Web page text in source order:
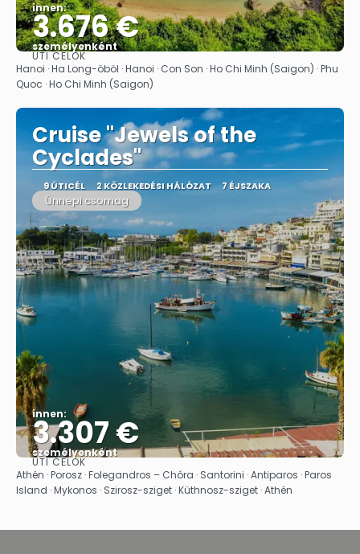
innen:
3.676 €
személyenként
Megnézem
ÚTI CÉLOK
Hanoi · Ha Long-öböl · Hanoi · Con Son · Ho Chi Minh (Saigon) · Phu
Quoc · Ho Chi Minh (Saigon)
Cruise "Jewels of the
Cyclades"
9 ÚTICÉL 2 KÖZLEKEDÉSI HÁLÓZAT 7 ÉJSZAKA
Ünnepi csomag
innen:
3.307 €
személyenként
Megnézem
ÚTI CÉLOK
Athén · Porosz · Folegandros – Chóra · Santorini · Antiparos · Paros
Island · Mykonos · Szirosz-sziget · Küthnosz-sziget · Athén